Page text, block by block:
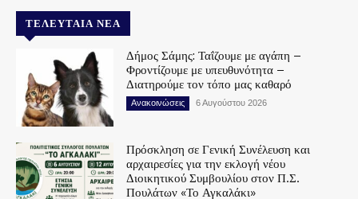
ΤΕΛΕΥΤΑΊΑ ΝΈΑ
Δήμος Σάμης: Ταΐζουμε με αγάπη –
Φροντίζουμε με υπευθυνότητα –
Διατηρούμε τον τόπο μας καθαρό
Ανακοινώσεις 6 Αυγούστου 2026
Πρόσκληση σε Γενική Συνέλευση και
αρχαιρεσίες για την εκλογή νέου
Διοικητικού Συμβουλίου στον Π.Σ.
Πουλάτων «Το Αγκαλάκι»